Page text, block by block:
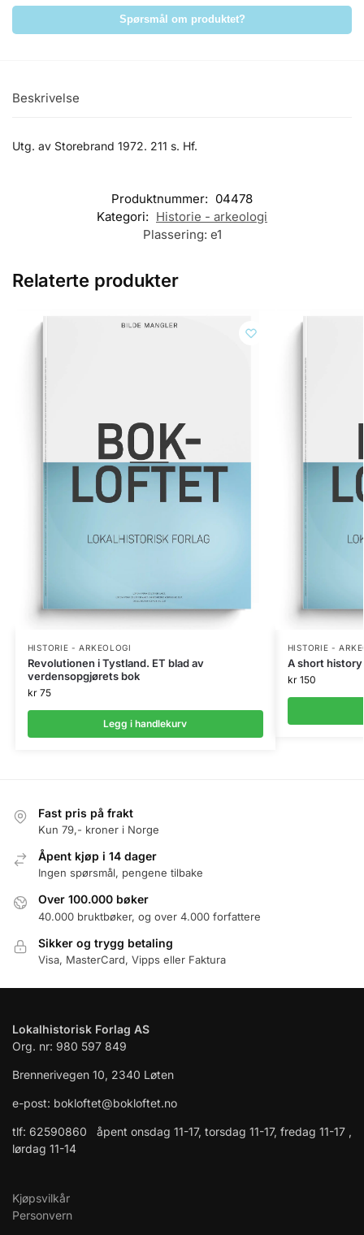
Spørsmål om produktet?
Beskrivelse
Utg. av Storebrand 1972. 211 s. Hf.
Produktnummer: 04478
Kategori: Historie - arkeologi
Plassering: e1
Relaterte produkter
HISTORIE - ARKEOLOGI
Revolutionen i Tystland. ET blad av
verdensopgjørets bok
kr75
Legg i handlekurv
HISTORIE -
A short
kr150
Fast pris på frakt
Kun 79,- kroner i Norge
Åpent kjøp i 14 dager
Ingen spørsmål, pengene tilbake
Over 100.000 bøker
40.000 bruktbøker, og over 4.000 forfattere
Sikker og trygg betaling
Visa, MasterCard, Vipps eller Faktura
Lokalhistorisk Forlag AS
Org. nr: 980 597 849
Brennerivegen 10, 2340 Løten
e-post: bokloftet@bokloftet.no
tlf: 62590860 åpent onsdag 11-17, torsdag 11-17, fredag 11-17 ,
lørdag 11-14
Kjøpsvilkår
Personvern